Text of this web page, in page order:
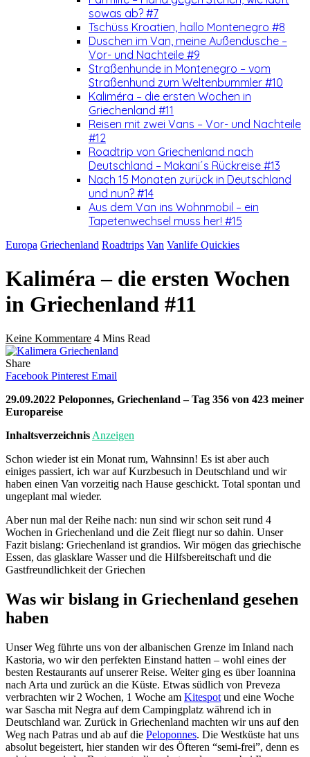
sowas ab? #7
Tschüss Kroatien, hallo Montenegro #8
Duschen im Van, meine Außendusche –
Vor- und Nachteile #9
Straßenhunde in Montenegro – vom
Straßenhund zum Weltenbummler #10
Kaliméra – die ersten Wochen in
Griechenland #11
Reisen mit zwei Vans – Vor- und Nachteile
#12
Roadtrip von Griechenland nach
Deutschland – Makani´s Rückreise #13
Nach 15 Monaten zurück in Deutschland
und nun? #14
Aus dem Van ins Wohnmobil – ein
Tapetenwechsel muss her! #15
Europa Griechenland Roadtrips Van Vanlife Quickies
Kaliméra – die ersten Wochen
in Griechenland #11
Keine Kommentare 4 Mins Read
Share
Facebook Pinterest Email
29.09.2022 Peloponnes, Griechenland – Tag 356 von 423 meiner
Europareise
Inhaltsverzeichnis Anzeigen
Schon wieder ist ein Monat rum, Wahnsinn! Es ist aber auch
einiges passiert, ich war auf Kurzbesuch in Deutschland und wir
haben einen Van vorzeitig nach Hause geschickt. Total spontan und
ungeplant mal wieder.
Aber nun mal der Reihe nach: nun sind wir schon seit rund 4
Wochen in Griechenland und die Zeit fliegt nur so dahin. Unser
Fazit bislang: Griechenland ist grandios. Wir mögen das griechische
Essen, das glasklare Wasser und die Hilfsbereitschaft und die
Gastfreundlichkeit der Griechen
Was wir bislang in Griechenland gesehen
haben
Unser Weg führte uns von der albanischen Grenze im Inland nach
Kastoria, wo wir den perfekten Einstand hatten – wohl eines der
besten Restaurants auf unserer Reise. Weiter ging es über Ioannina
nach Arta und zurück an die Küste. Etwas südlich von Preveza
verbrachten wir 2 Wochen, 1 Woche am Kitespot und eine Woche
war Sascha mit Negra auf dem Campingplatz während ich in
Deutschland war. Zurück in Griechenland machten wir uns auf den
Weg nach Patras und ab auf die Peloponnes. Die Westküste hat uns
absolut begeistert, hier standen wir des Öfteren “semi-frei”, denn es